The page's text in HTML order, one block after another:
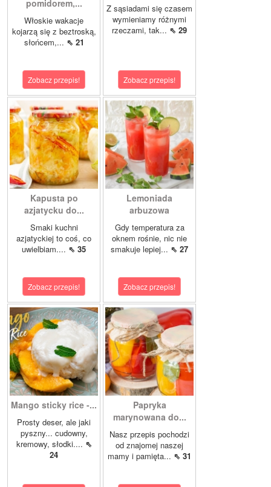
pomidorem,...
Włoskie wakacje
kojarzą się z beztroską,
słońcem,... ⇖ 21
Zobacz przepis!
Z sąsiadami się czasem
wymieniamy różnymi
rzeczami, tak... ⇖ 29
Zobacz przepis!
Kapusta po
azjatycku do...
Smaki kuchni
azjatyckiej to coś, co
uwielbiam.... ⇖ 35
Zobacz przepis!
Lemoniada
arbuzowa
Gdy temperatura za
oknem rośnie, nic nie
smakuje lepiej... ⇖ 27
Zobacz przepis!
Mango sticky rice -...
Prosty deser, ale jaki
pyszny... cudowny,
kremowy, słodki.... ⇖
24
Papryka
marynowana do...
Nasz przepis pochodzi
od znajomej naszej
mamy i pamięta... ⇖ 31